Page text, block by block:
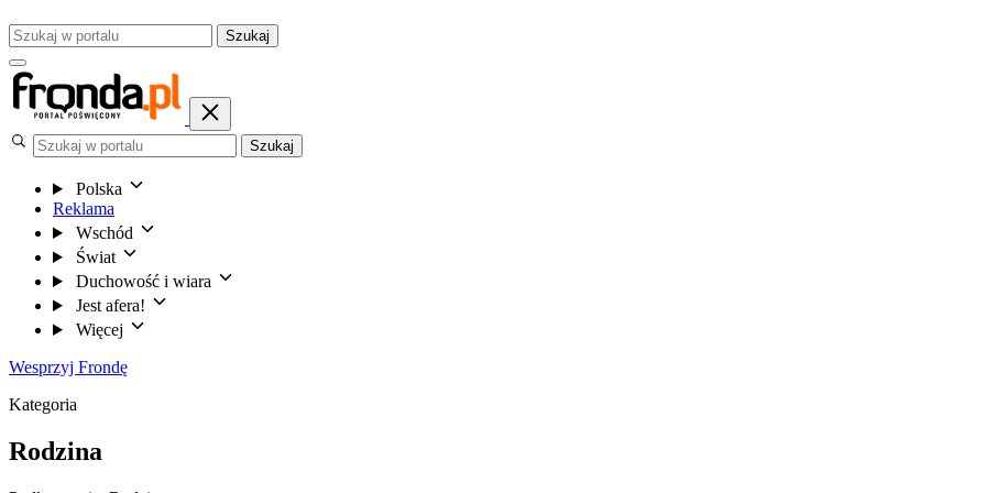
Szukaj
Szukaj
Polska
Reklama
Wschód
Świat
Duchowość i wiara
Jest afera!
Więcej
Wesprzyj Frondę
Kategoria
Rodzina